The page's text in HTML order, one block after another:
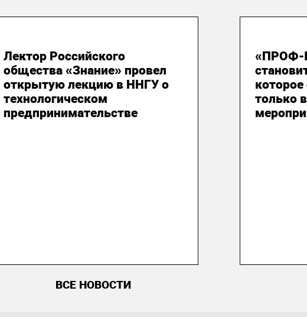
Лектор Российского
общества «Знание» провел
открытую лекцию в ННГУ о
технологическом
предпринимательстве
«ПРОФ-
только
ВСЕ НОВОСТИ